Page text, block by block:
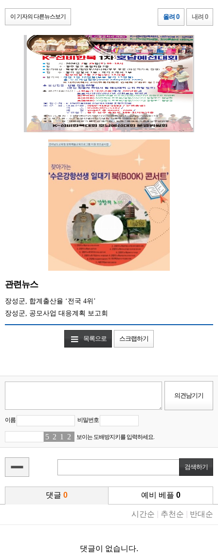
이 기자의 다른뉴스보기 올려 0 내려 0
관련뉴스
장성군, 합계출산율 ‘전국 4위’
장성군, 공모사업 대응계획 보고회
목록으로 스크랩하기
이름 비밀번호
56 2 1 2 보이는 도배방지키를 입력하세요.
댓글 0 예비 베플 0
시간순 추천순 반대순
댓글이 없습니다.